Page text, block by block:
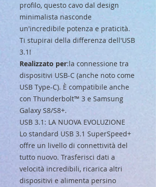
profilo, questo cavo dal design
minimalista nasconde
un'incredibile potenza e praticità.
Ti stupirai della differenza dell'USB
3.1!
Realizzato per:la connessione tra
dispositivi USB-C (anche noto come
USB Type-C). È compatibile anche
con Thunderbolt™ 3 e Samsung
Galaxy S8/S8+.
USB 3.1: LA NUOVA EVOLUZIONE
Lo standard USB 3.1 SuperSpeed+
offre un livello di connettività del
tutto nuovo. Trasferisci dati a
velocità incredibili, ricarica altri
dispositivi e alimenta persino